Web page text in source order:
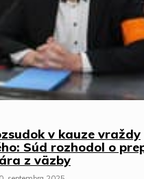
v kauze vraždy
Súd rozhodol o
z väzby